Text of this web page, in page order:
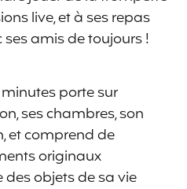
live, et à ses repas
amis de toujours !
porte sur
ses chambres, son
et comprend de
originaux
des objets de sa vie